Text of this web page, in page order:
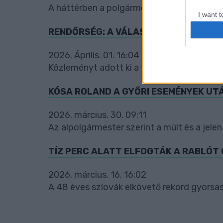
I want
I want
I want
A háttérben a polgármester korábbi
RENDŐRSÉG: A VÁLASZTÁSI
2026. Április. 01. 16:04
Közleményt adott ki a testület az elmúlt
KÓSA ROLAND A GYŐRI ESEMÉNYEK
2026. március. 30. 09:11
Az alpolgármester szerint a múlt és a
TÍZ PERC ALATT ELFOGTÁK A RABLÓT
2026. március. 16. 16:02
A 48 éves szlovák elkövető rekord